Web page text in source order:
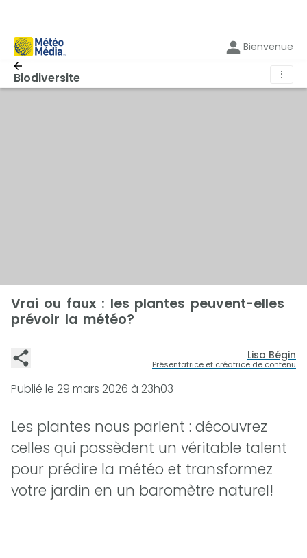
Bienvenue
Biodiversite ⋮
Vrai ou faux : les plantes peuvent-elles
prévoir la météo?
Lisa Bégin
Présentatrice et créatrice de contenu
Publié le 29 mars 2026 à 23h03
Les plantes nous parlent : découvrez
celles qui possèdent un véritable talent
pour prédire la météo et transformez
votre jardin en un baromètre naturel!